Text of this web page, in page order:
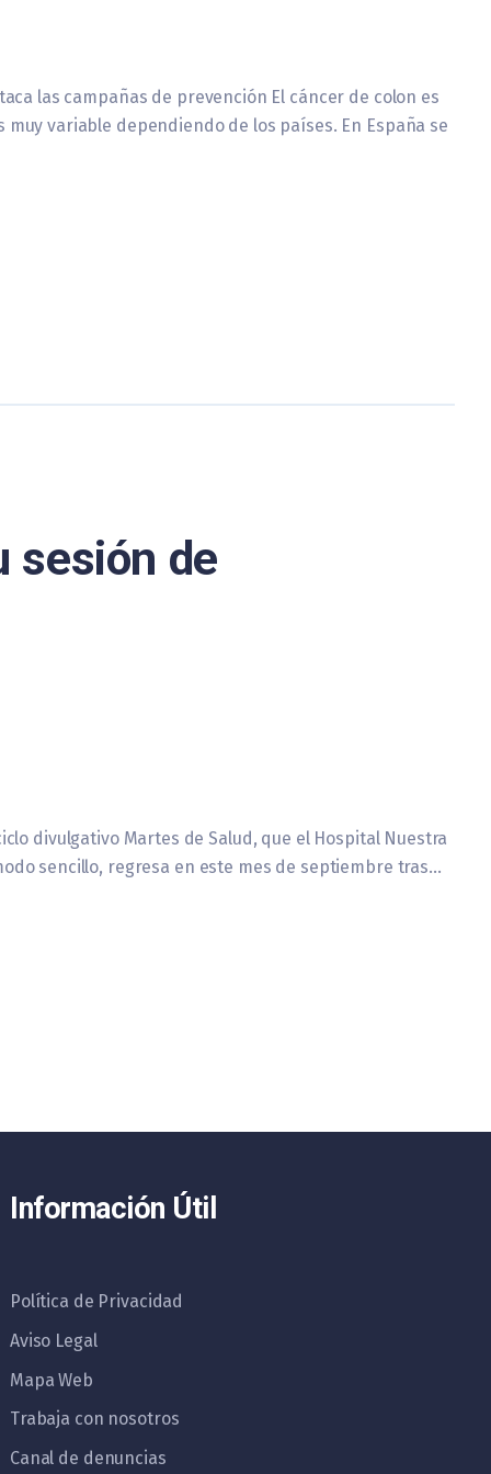
las campañas de prevención El cáncer de colon es
variable dependiendo de los países. En España se
sesión de
divulgativo Martes de Salud, que el Hospital Nuestra
sencillo, regresa en este mes de septiembre tras…
Información Útil
Política de Privacidad
Aviso Legal
Mapa Web
Trabaja con nosotros
Canal de denuncias